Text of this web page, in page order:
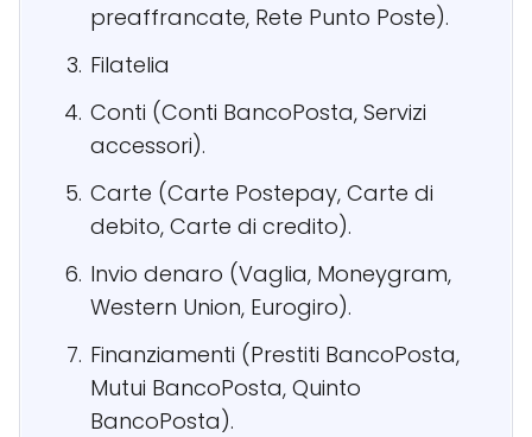
preaffrancate, Rete Punto Poste).
Filatelia
Conti (Conti BancoPosta, Servizi
accessori).
Carte (Carte Postepay, Carte di
debito, Carte di credito).
Invio denaro (Vaglia, Moneygram,
Western Union, Eurogiro).
Finanziamenti (Prestiti BancoPosta,
Mutui BancoPosta, Quinto
BancoPosta).